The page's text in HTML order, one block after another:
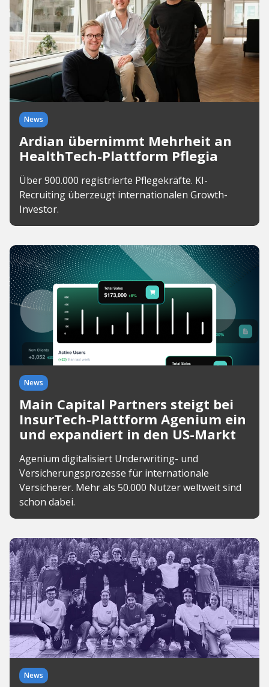
News
Ardian übernimmt Mehrheit an
HealthTech-Plattform Pflegia
Über 900.000 registrierte Pflegekräfte. KI-
Recruiting überzeugt internationalen Growth-
Investor.
News
Main Capital Partners steigt bei
InsurTech-Plattform Agenium ein
und expandiert in den US-Markt
Agenium digitalisiert Underwriting- und
Versicherungsprozesse für internationale
Versicherer. Mehr als 50.000 Nutzer weltweit sind
schon dabei.
News